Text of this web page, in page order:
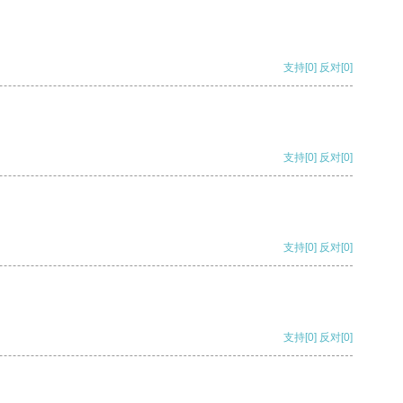
支持[0] 反对[0]
支持[0] 反对[0]
支持[0] 反对[0]
支持[0] 反对[0]